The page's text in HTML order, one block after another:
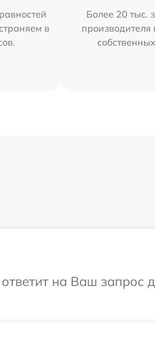
в
Более 20 тыс.
на Ваш запрос